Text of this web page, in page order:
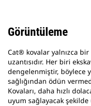
Görüntüleme
Cat® kovalar yalnızca
uzantısıdır. Her biri
dengelenmiştir, böylece
sağlığından ödün
Kovaları, daha hızlı
uyum sağlayacak